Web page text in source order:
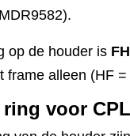
op de houder is
frame alleen (HF
voor CPL